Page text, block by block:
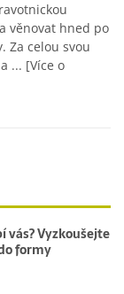
věnovat hned po
Za celou svou
... [Více o
Vyzkoušejte
formy